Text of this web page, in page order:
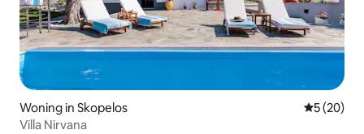
Woning in Skopelos
5 (20)
Villa Nirvana